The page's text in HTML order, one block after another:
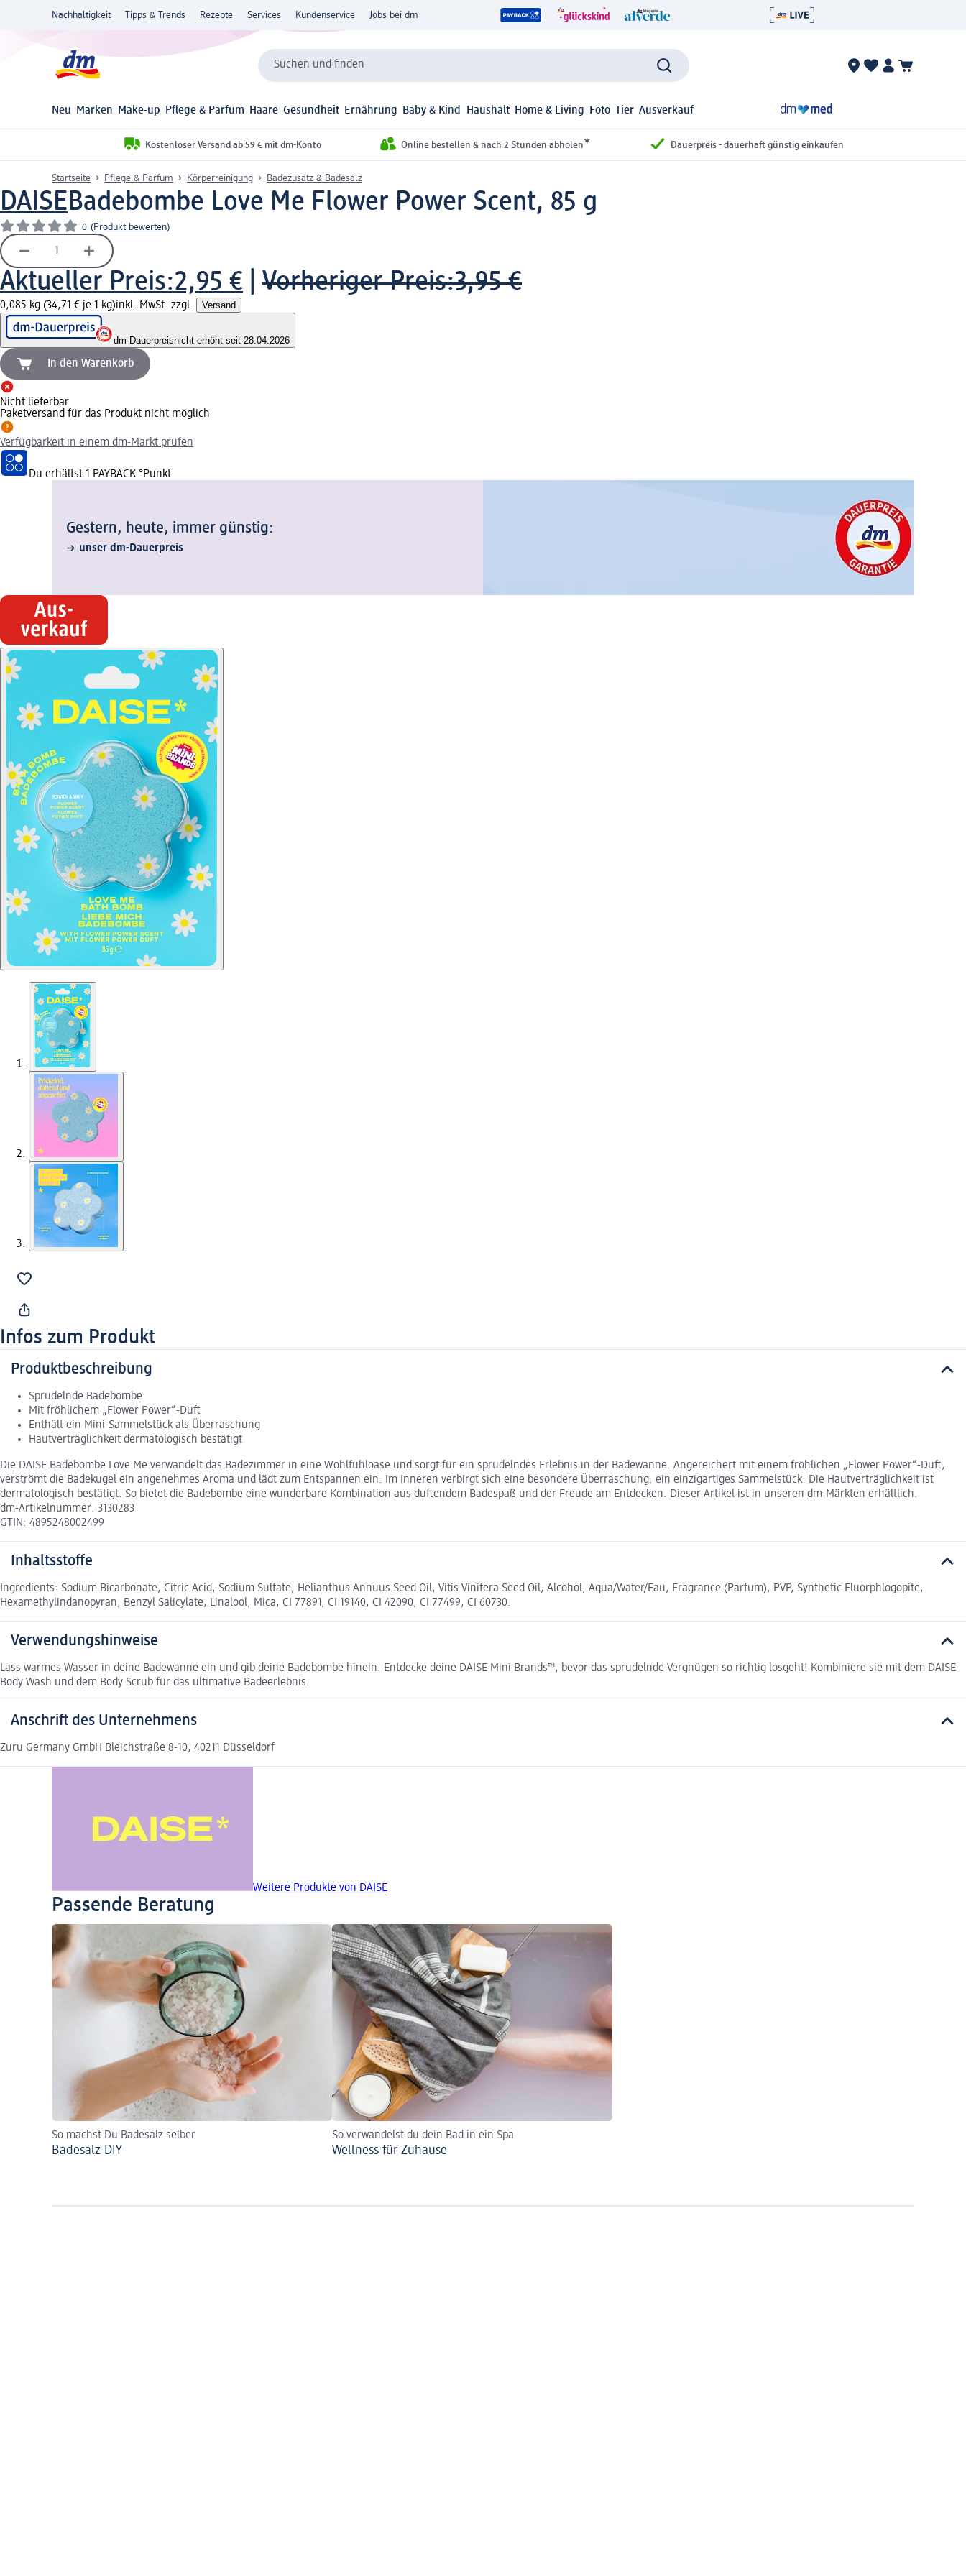
Nachhaltigkeit Tipps & Trends Rezepte Services Kundenservice Jobs bei dm
Suchen und finden
Neu Marken Make-up Pflege & Parfum Haare Gesundheit Ernährung Baby & Kind Haushalt Home & Living Foto Tier Ausverkauf
Kostenloser Versand ab 59 € mit dm-Konto Online bestellen & nach 2 Stunden abholen* Dauerpreis - dauerhaft günstig einkaufen
Startseite Pflege & Parfum Körperreinigung Badezusatz & Badesalz
DAISEBadebombe Love Me Flower Power Scent, 85 g
0 (Produkt bewerten)
Aktueller Preis:2,95 € Vorheriger Preis:3,95 €
0,085 kg (34,71 € je 1 kg)inkl. MwSt. zzgl. Versand
dm-Dauerpreisnicht erhöht seit 28.04.2026
In den Warenkorb
Nicht lieferbar
Paketversand für das Produkt nicht möglich
Verfügbarkeit in einem dm-Markt prüfen
Du erhältst 1 PAYBACK °Punkt
Gestern, heute, immer günstig:
unser dm-Dauerpreis
Infos zum Produkt
Produktbeschreibung
Sprudelnde Badebombe
Mit fröhlichem „Flower Power“-Duft
Enthält ein Mini-Sammelstück als Überraschung
Hautverträglichkeit dermatologisch bestätigt
Die DAISE Badebombe Love Me verwandelt das Badezimmer in eine Wohlfühloase und sorgt für ein sprudelndes Erlebnis in der Badewanne. Angereichert mit einem fröhlichen „Flower Power“-Duft,
verströmt die Badekugel ein angenehmes Aroma und lädt zum Entspannen ein. Im Inneren verbirgt sich eine besondere Überraschung: ein einzigartiges Sammelstück. Die Hautverträglichkeit ist
dermatologisch bestätigt. So bietet die Badebombe eine wunderbare Kombination aus duftendem Badespaß und der Freude am Entdecken. Dieser Artikel ist in unseren dm-Märkten erhältlich.
dm-Artikelnummer: 3130283
GTIN: 4895248002499
Inhaltsstoffe
Ingredients: Sodium Bicarbonate, Citric Acid, Sodium Sulfate, Helianthus Annuus Seed Oil, Vitis Vinifera Seed Oil, Alcohol, Aqua/Water/Eau, Fragrance (Parfum), PVP, Synthetic Fluorphlogopite,
Hexamethylindanopyran, Benzyl Salicylate, Linalool, Mica, CI 77891, CI 19140, CI 42090, CI 77499, CI 60730.
Verwendungshinweise
Lass warmes Wasser in deine Badewanne ein und gib deine Badebombe hinein. Entdecke deine DAISE Mini Brands™, bevor das sprudelnde Vergnügen so richtig losgeht! Kombiniere sie mit dem DAISE
Body Wash und dem Body Scrub für das ultimative Badeerlebnis.
Anschrift des Unternehmens
Zuru Germany GmbH Bleichstraße 8-10, 40211 Düsseldorf
Weitere Produkte von DAISE
Passende Beratung
So machst Du Badesalz selber
Badesalz DIY
So verwandelst du dein Bad in ein Spa
Wellness für Zuhause